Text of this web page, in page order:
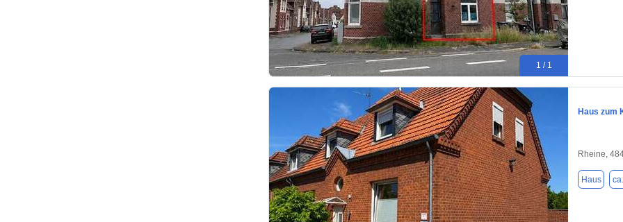
1 / 1
Haus zum
Rheine,
Haus